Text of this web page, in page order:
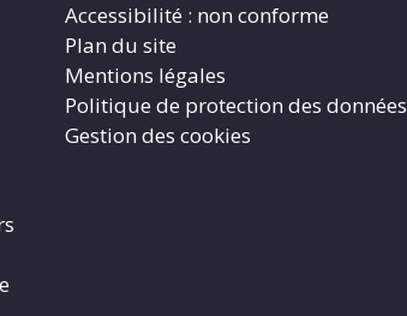
Accessibilité : non conforme
Plan du site
Mentions légales
Politique de protection des données
Gestion des cookies